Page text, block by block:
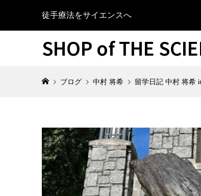
徒手療法をサイエンスへ
SHOP of THE
ブログ 中村 将希 留学日記 中村 将希